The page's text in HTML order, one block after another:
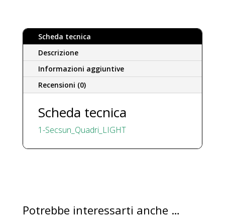
Scheda tecnica
Descrizione
Informazioni aggiuntive
Recensioni (0)
Scheda tecnica
1-Secsun_Quadri_LIGHT
Potrebbe interessarti anche …